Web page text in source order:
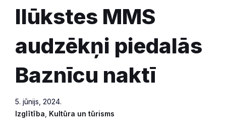
Ilūkstes MMS
audzēkņi piedalās
Baznīcu naktī
5. jūnijs, 2024.
Izglītība Kultūra un tūrisms